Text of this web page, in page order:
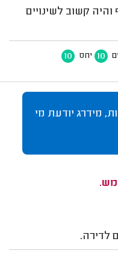
קשוב לשינויים
10 יחס 10
מידרג יודעת מי
לדירה.